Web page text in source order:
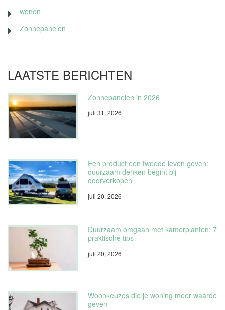
wonen
Zonnepanelen
LAATSTE BERICHTEN
Zonnepanelen in 2026
juli 31, 2026
Een product een tweede leven geven:
duurzaam denken begint bij
doorverkopen
juli 20, 2026
Duurzaam omgaan met kamerplanten: 7
praktische tips
juli 20, 2026
Woonkeuzes die je woning meer waarde
geven